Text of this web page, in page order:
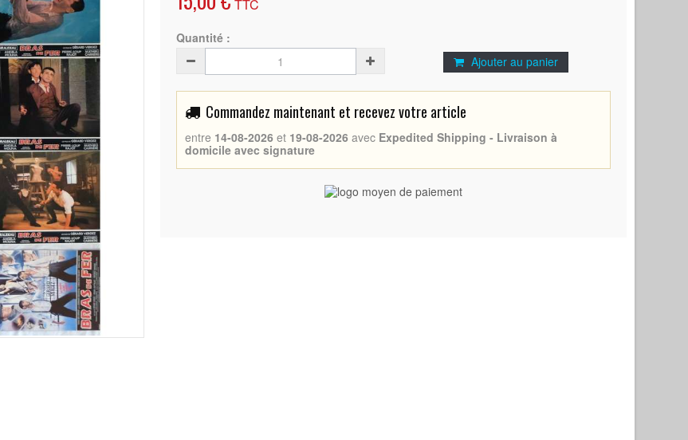
TTC
Quantité :
Ajouter au panier
Commandez maintenant et recevez votre article
entre 14-08-2026 et 19-08-2026 avec Expedited Shipping - Livraison à
domicile avec signature